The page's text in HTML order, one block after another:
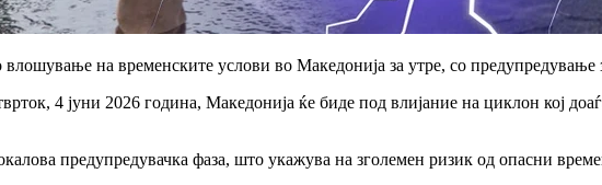
на временските услови во Македонија за утре, со предупредување
4 јуни 2026 година, Македонија ќе биде под влијание на циклон кој
предупредувачка фаза, што укажува на зголемен ризик од опасни